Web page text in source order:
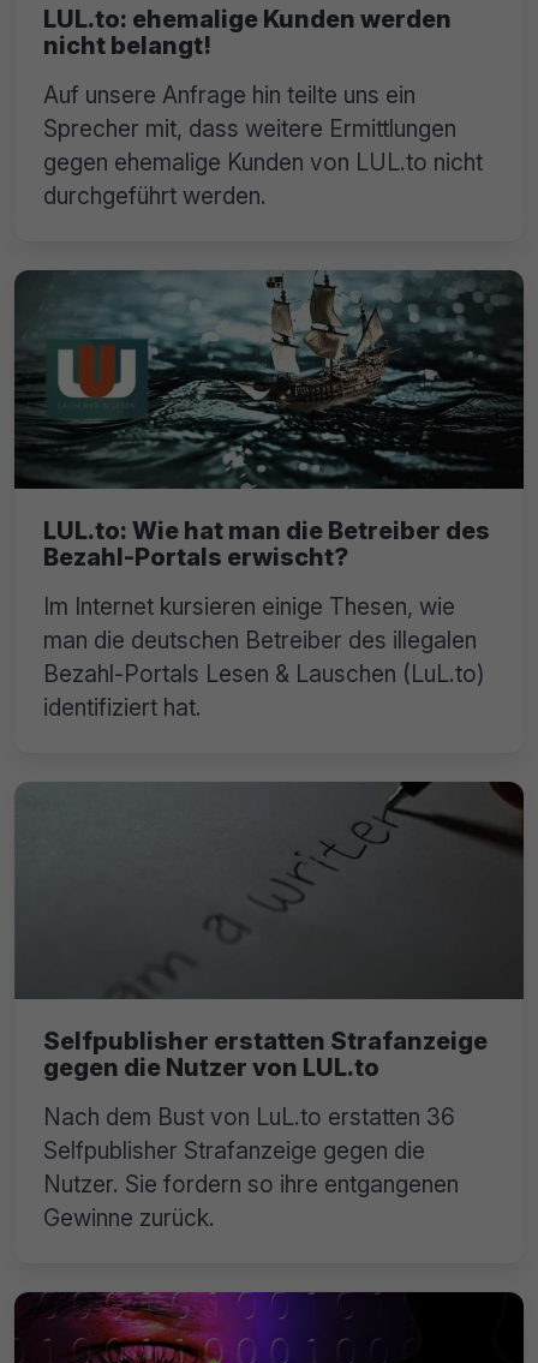
LUL.to: ehemalige Kunden werden
nicht belangt!
Auf unsere Anfrage hin teilte uns ein
Sprecher mit, dass weitere Ermittlungen
gegen ehemalige Kunden von LUL.to nicht
durchgeführt werden.
LUL.to: Wie hat man die Betreiber des
Bezahl-Portals erwischt?
Im Internet kursieren einige Thesen, wie
man die deutschen Betreiber des illegalen
Bezahl-Portals Lesen & Lauschen (LuL.to)
identifiziert hat.
Selfpublisher erstatten Strafanzeige
gegen die Nutzer von LUL.to
Nach dem Bust von LuL.to erstatten 36
Selfpublisher Strafanzeige gegen die
Nutzer. Sie fordern so ihre entgangenen
Gewinne zurück.